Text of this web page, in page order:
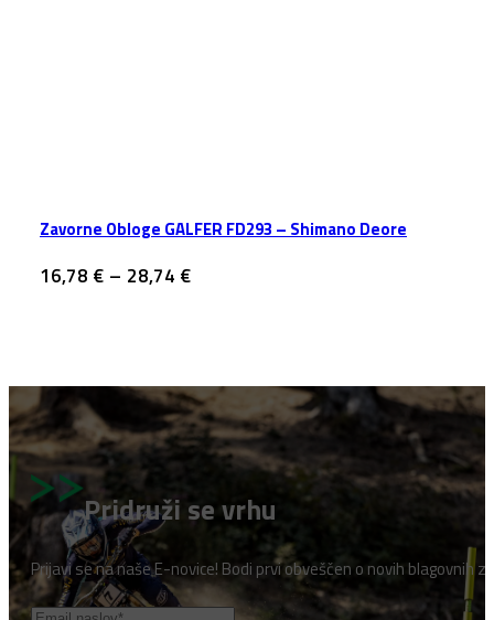
Zavorne Obloge GALFER FD293 – Shimano Deore
16,78 € – 28,74 €Cenovni
do
28,74 €
Pridruži se vrhu
Prijavi se na naše E-novice! Bodi prvi obveščen o novih blagovnih